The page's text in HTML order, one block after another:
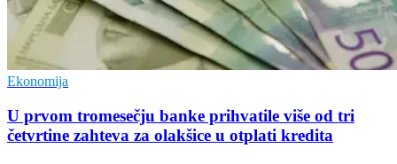
Ekonomija
U prvom tromesečju banke prihvatile više od tri
četvrtine zahteva za olakšice u otplati kredita